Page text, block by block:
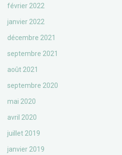
février 2022
janvier 2022
décembre 2021
septembre 2021
août 2021
septembre 2020
mai 2020
avril 2020
juillet 2019
janvier 2019